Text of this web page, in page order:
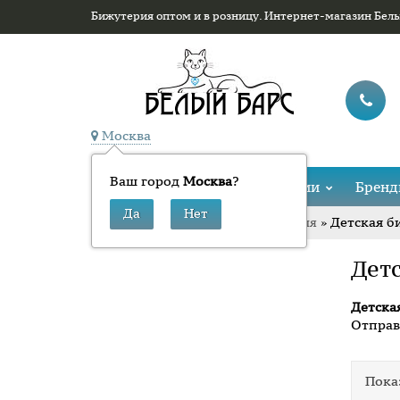
Бижутерия оптом и в розницу. Интернет-магазин
Москва
Ваш город Москва?
Каталог Коллекции
Главная Молодежная бижутерия » Детская